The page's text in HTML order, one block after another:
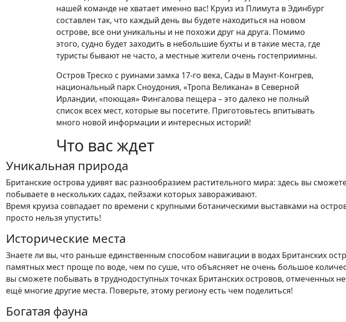
нашей команде не хватает именно вас! Круиз из Плимута в Эдинбург
составлен так, что каждый день вы будете находиться на новом
острове, все они уникальны и не похожи друг на друга. Помимо
этого, судно будет заходить в небольшие бухты и в такие места, где
туристы бывают не часто, а местные жители очень гостеприимны.
Остров Треско с руинами замка 17-го века, Сады в Маунт-Конгрев,
национальный парк Сноудония, «Тропа Великана» в Северной
Ирландии, «поющая» Фингалова пещера – это далеко не полный
список всех мест, которые вы посетите. Приготовьтесь впитывать
много новой информации и интересных историй!
Что вас ждет
Уникальная природа
Британские острова удивят вас разнообразием растительного мира: здесь вы
побываете в нескольких садах, пейзажи которых завораживают.
Время круиза совпадает по времени с крупными ботаническими выставками на
просто нельзя упустить!
Исторические места
Знаете ли вы, что раньше единственным способом навигации в водах Британских
памятных мест проще по воде, чем по суше, что объясняет не очень большое
вы сможете побывать в труднодоступных точках Британских островов, отмеченных
ещё многие другие места. Поверьте, этому региону есть чем поделиться!
Богатая фауна